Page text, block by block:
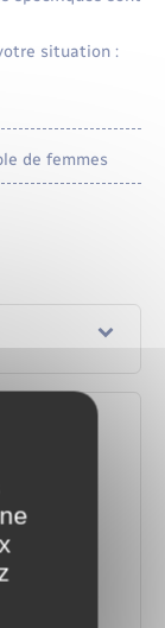
situation :
de femmes
non
dans un